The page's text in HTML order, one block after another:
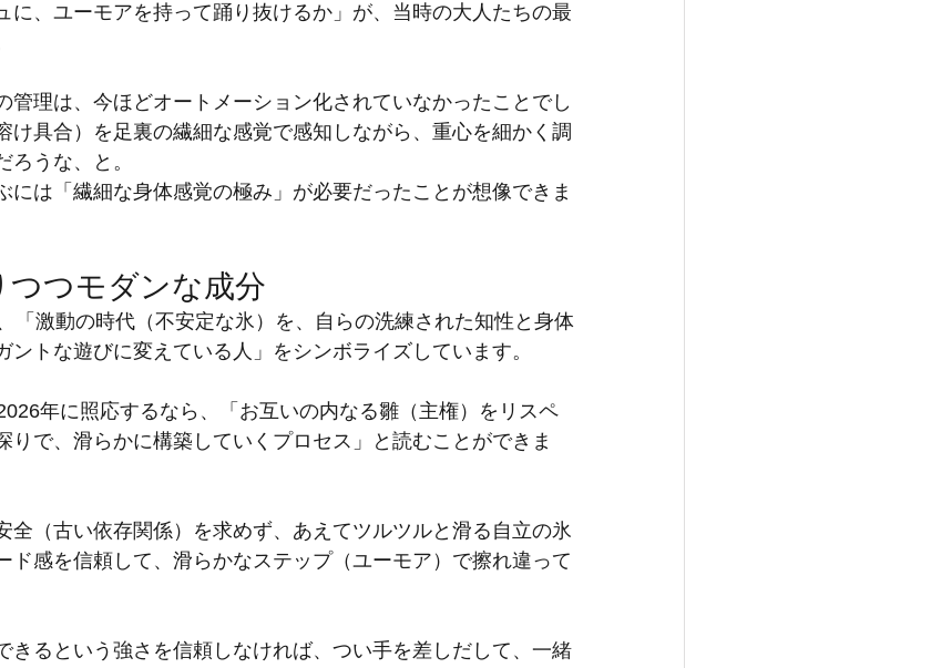
に、ユーモアを持って踊り抜けるか」が、当時の大人たちの最
管理は、今ほどオートメーション化されていなかったことでし
け具合）を足裏の繊細な感覚で感知しながら、重心を細かく調
うな、と。
には「繊細な身体感覚の極み」が必要だったことが想像できま
つモダンな成分
「激動の時代（不安定な氷）を、自らの洗練された知性と身体
ントな遊びに変えている人」をシンボライズしています。
年に照応するなら、「お互いの内なる雛（主権）をリスペ
りで、滑らかに構築していくプロセス」と読むことができま
全（古い依存関係）を求めず、あえてツルツルと滑る自立の氷
ド感を信頼して、滑らかなステップ（ユーモア）で擦れ違って
きるという強さを信頼しなければ、つい手を差しだして、一緒